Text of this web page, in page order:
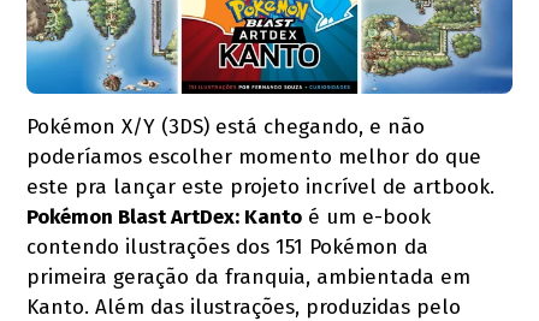
Pokémon X/Y (3DS) está chegando, e não
poderíamos escolher momento melhor do que
este pra lançar este projeto incrível de artbook.
Pokémon Blast ArtDex: Kanto é um e-book
contendo ilustrações dos 151 Pokémon da
primeira geração da franquia, ambientada em
Kanto. Além das ilustrações, produzidas pelo